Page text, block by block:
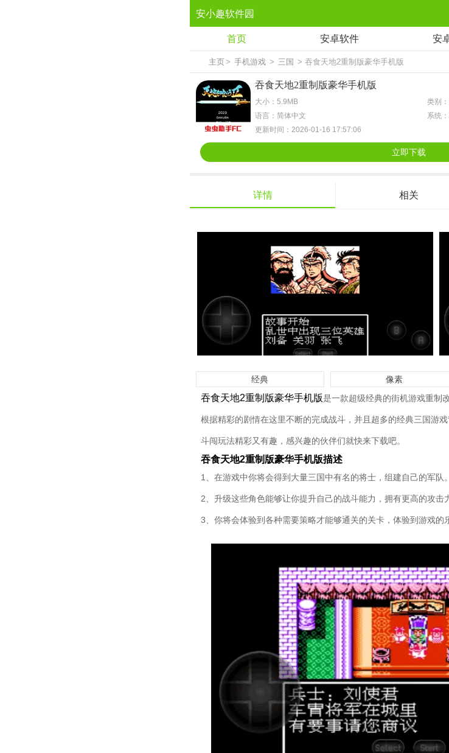
安小趣软件园
首页 安卓软件 安
主页> 手机游戏 > 三国 > 吞食天地2重制版豪华手机版
吞食天地2重制版豪华手机版
大小：5.9MB
类别
语言：简体中文
系统
更新时间：2026-01-16 17:57:06
立即下载
详情 相关
经典 像素
吞食天地2重制版豪华手机版是一款超级经典的街机游戏重制
根据精彩的剧情在这里不断的完成战斗，并且超多的经典三国游
斗闯玩法精彩又有趣，感兴趣的伙伴们就快来下载吧。
吞食天地2重制版豪华手机版描述
1、在游戏中你将会得到大量三国中有名的将士，组建自己的军队。
2、升级这些角色能够让你提升自己的战斗能力，拥有更高的攻击
3、你将会体验到各种需要策略才能够通关的关卡，体验到游戏的